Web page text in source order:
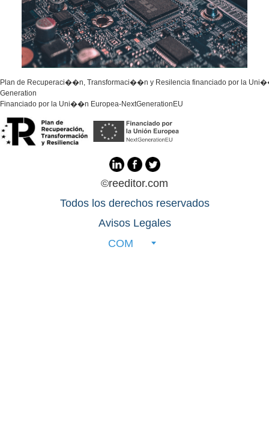
Plan de Recuperaci��n, Transformaci��n y Resilencia financiado por la
Generation
Financiado por la Uni��n Europea-NextGenerationEU
©reeditor.com
Todos los derechos reservados
Avisos Legales